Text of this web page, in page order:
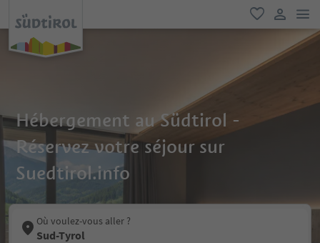
favori
lien
Hébergement au Südtirol -
Réservez votre séjour sur
Suedtirol.info
Où voulez-vous aller ?
Sud-Tyrol